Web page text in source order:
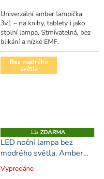
Univerzální amber lampička
3v1 – na knihy, tablety i jako
stolní lampa. Stmívatelná, bez
blikání a nízké EMF.
Bez modrého
světla
Z
D
A
R
ZDARMA
LED noční lampa bez
modrého světla, Amber
light dobíjecí
Průměrné
Vyprodáno